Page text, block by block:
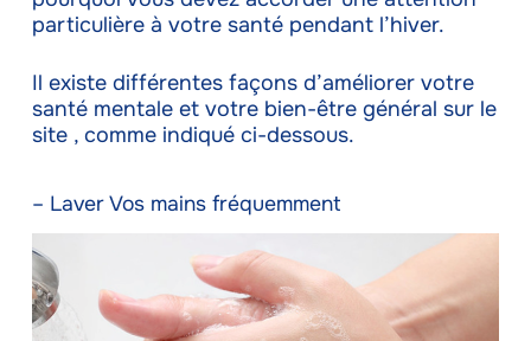
particulière à votre santé pendant l’hiver.
Il existe différentes façons d’améliorer votre
santé mentale et votre bien-être général sur le
site , comme indiqué ci-dessous.
– Laver Vos mains fréquemment